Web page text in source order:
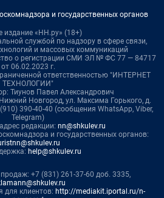
и государственных органов
издание «НН.ру» (18+)
службой по надзору в сфере связи,
и массовых коммуникаций
о регистрации СМИ ЭЛ № ФС 77 — 84717
от 06.02.2023 г.
ответственностью "ИНТЕРНЕТ
ТЕХНОЛОГИИ"
Тиунов Павел Александрович
Новгород, ул. Максима Горького, д.
390-40-40 (сообщения WhatsApp, Viber,
Telegram)
редакции: nn@shkulev.ru
и государственных органов:
help@shkulev.ru
+7 (831) 261-37-60 доб. 3335,
для клиентов: http://mediakit.iportal.ru/n-